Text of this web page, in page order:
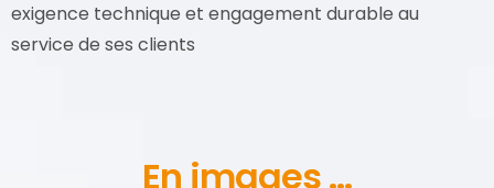
exigence technique et engagement durable au
service de ses clients
En images ...